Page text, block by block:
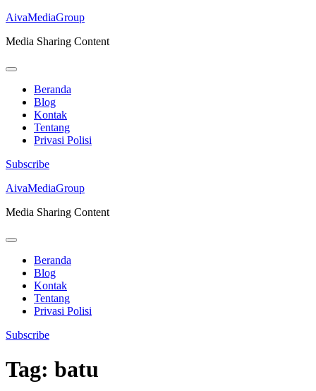
AivaMediaGroup
Media Sharing Content
Beranda
Blog
Kontak
Tentang
Privasi Polisi
Subscribe
Lompat
konten
Enter)
AivaMediaGroup
Media Sharing Content
Beranda
Blog
Kontak
Tentang
Privasi Polisi
Subscribe
Tag: batu